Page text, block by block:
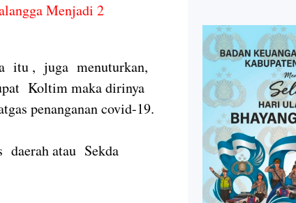
Menjadi 2
itu , juga menuturkan,
Koltim maka dirinya
penanganan covid-19.
daerah atau Sekda